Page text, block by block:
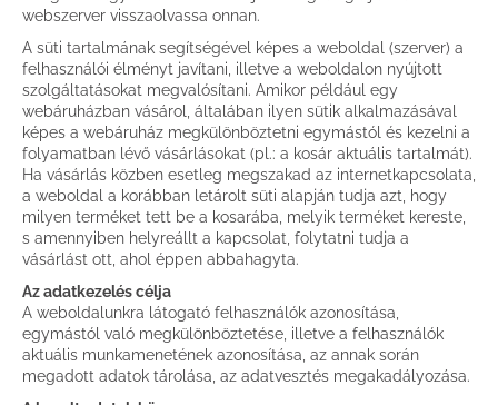
webszerver visszaolvassa onnan.
A süti tartalmának segítségével képes a weboldal (szerver) a
felhasználói élményt javítani, illetve a weboldalon nyújtott
szolgáltatásokat megvalósítani. Amikor például egy
webáruházban vásárol, általában ilyen sütik alkalmazásával
képes a webáruház megkülönböztetni egymástól és kezelni a
folyamatban lévő vásárlásokat (pl.: a kosár aktuális tartalmát).
Ha vásárlás közben esetleg megszakad az internetkapcsolata,
a weboldal a korábban letárolt süti alapján tudja azt, hogy
milyen terméket tett be a kosarába, melyik terméket kereste,
s amennyiben helyreállt a kapcsolat, folytatni tudja a
vásárlást ott, ahol éppen abbahagyta.
Az adatkezelés célja
A weboldalunkra látogató felhasználók azonosítása,
egymástól való megkülönböztetése, illetve a felhasználók
aktuális munkamenetének azonosítása, az annak során
megadott adatok tárolása, az adatvesztés megakadályozása.